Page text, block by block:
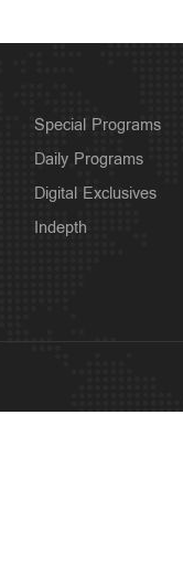
Special Programs
Daily Programs
Digital Exclusives
Indepth